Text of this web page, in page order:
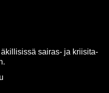
sairas-​ ja krii­si­ta­